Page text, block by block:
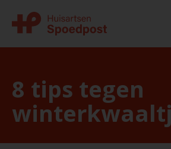
8 tips tegen